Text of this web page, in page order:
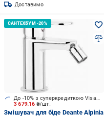
Доставимо
3 679.16 ₴/шт.
До -10% з суперкредиткою Visa Вигода
Змішувач для біде Deante Alpinia